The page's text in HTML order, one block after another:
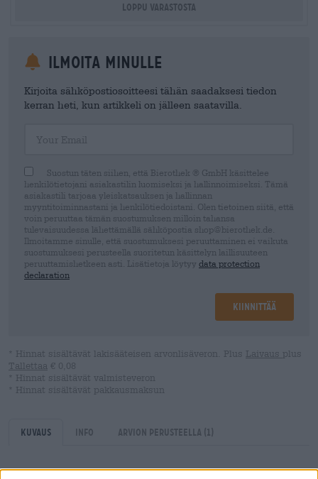
Loppu varastosta
Ilmoita minulle
Kirjoita sähköpostiosoitteesi tähän saadaksesi tiedon
kerran heti, kun artikkeli on jälleen saatavilla.
Suostun täten siihen, että Bierothek ® GmbH käsittelee
henkilötietojani asiakastilin luomiseksi ja hallinnoimiseksi. Tämä
asiakastili tarjoaa yleiskatsauksen ja hallinnan
myyntitoiminnastani ja henkilötiedoistani. Olen tietoinen siitä, että
voin peruuttaa tämän suostumuksen milloin tahansa
tulevaisuudessa lähettämällä sähköpostia shop@bierothek.de.
Ilmoitamme sinulle, että suostumuksesi peruuttaminen ei vaikuta
suostumuksesi perusteella suoritetun käsittelyn laillisuuteen
peruuttamishetkeen asti. Lisätietoja löytyy data protection
declaration
Kiinnittää
* Hinnat sisältävät lakisääteisen arvonlisäveron. Plus Laivaus plus
Tallettaa € 0,08
* Hinnat sisältävät valmisteveron
* Hinnat sisältävät pakkausmaksun
Kuvaus Info Arvion perusteella (1)